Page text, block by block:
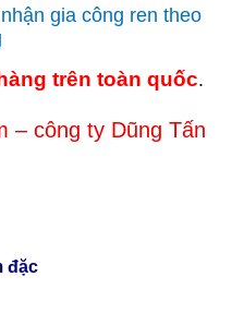
gia công ren theo
trên toàn quốc.
– công ty Dũng Tấn
đặc